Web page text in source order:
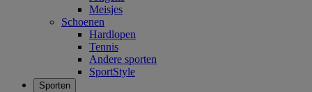
Meisjes
Schoenen
Hardlopen
Tennis
Andere sporten
SportStyle
Sporten